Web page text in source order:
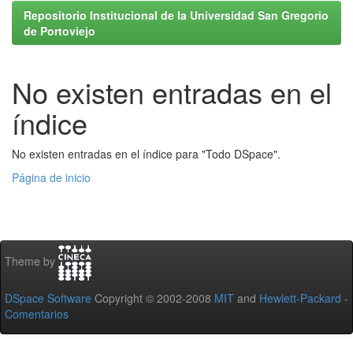
Repositorio Institucional de la Universidad San Gregorio
de Portoviejo
No existen entradas en el
índice
No existen entradas en el índice para "Todo DSpace".
Página de inicio
Theme by
DSpace Software Copyright © 2002-2008 MIT and Hewlett-Packard -
Comentarios